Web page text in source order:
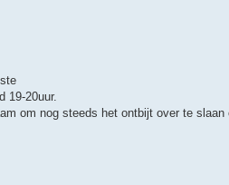
19-20uur.
om nog steeds het ontbijt over te